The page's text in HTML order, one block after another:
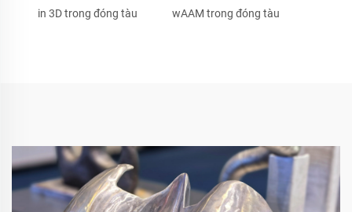
in 3D trong đóng tàu wAAM trong đóng tàu